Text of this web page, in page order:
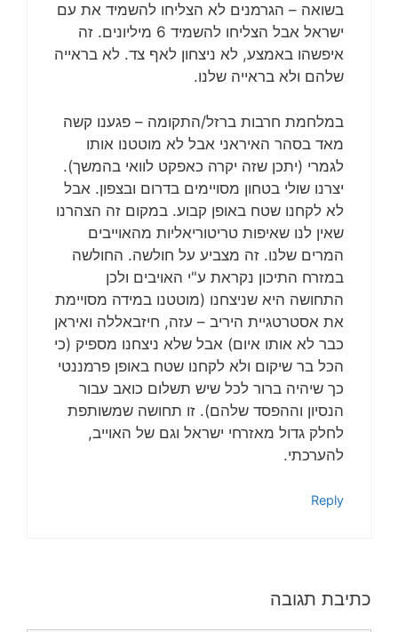
בשואה – הגרמנים לא הצליחו להשמיד את עם
ישראל אבל הצליחו להשמיד 6 מיליונים. זה
איפשהו באמצע, לא ניצחון לאף צד. לא בראייה
שלהם ולא בראייה שלנו.
במלחמת חרבות ברזל/התקומה – פגענו קשה
מאד בסהר האיראני אבל לא מוטטנו אותו
לגמרי (יתכן שזה יקרה כאפקט לוואי בהמשך).
יצרנו שולי בטחון מסויימים בדרום ובצפון. אבל
לא לקחנו שטח באופן קבוע. במקום זה הצהרנו
שאין לנו שאיפות טריטוריאליות מהאוייבים
המרים שלנו. זה מצביע על חולשה. החולשה
במזרח התיכון נקראת ע"י האויבים ולכן
התחושה היא שניצחנו (מוטטנו במידה מסויימת
את אסטרטגיית היריב – עזה, חיזבאללה ואיראן
כבר לא אותו איום) אבל שלא ניצחנו מספיק (כי
הכל בר שיקום ולא לקחנו שטח באופן פרמננטי
כך שיהיה ברור לכל שיש תשלום כואב עבור
הנסיון וההפסד שלהם). זו תחושה שמשותפת
לחלק גדול מאזרחי ישראל וגם של האוייב,
להערכתי.
Reply
כתיבת תגובה